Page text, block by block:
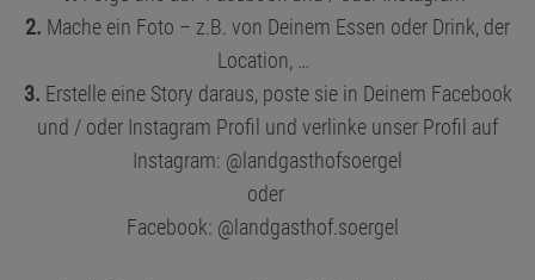
2. Mache ein Foto – z.B. von Deinem Essen oder Drink, der
Location, …
3. Erstelle eine Story daraus, poste sie in Deinem Facebook
und / oder Instagram Profil und verlinke unser Profil auf
Instagram: @landgasthofsoergel
oder
Facebook: @landgasthof.soergel